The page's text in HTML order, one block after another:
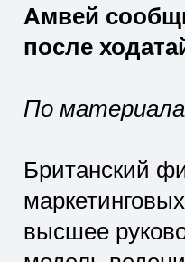
Амвей
после
По
Британский
высшее